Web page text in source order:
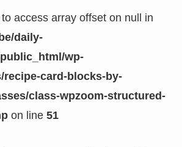
access array offset on null in
daily-
wp-
card-blocks-by-
class-wpzoom-structured-
on line 51